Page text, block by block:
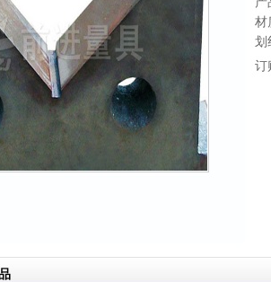
材
划
订